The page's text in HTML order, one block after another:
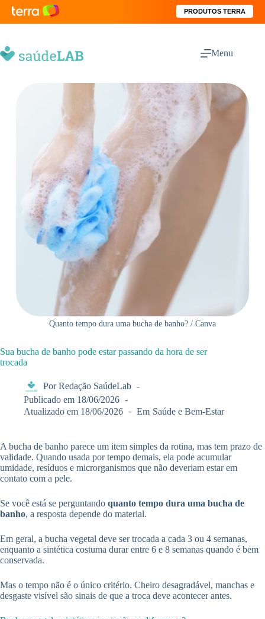
PRODUTOS TERRA
Menu
Quanto tempo dura uma bucha de banho? / Canva
Sua bucha de banho pode estar passando da hora de ser
trocada
Por Redação SaúdeLab
Publicado em 18/06/2026
Atualizado em 18/06/2026 Em Saúde e Bem-Estar
A bucha de banho parece um item simples da rotina, mas tem prazo de
validade. Quando usada por tempo demais, ela pode acumular
umidade, resíduos e microrganismos que não deveriam estar em
contato com a pele.
Se você está se perguntando quanto tempo dura uma bucha de
banho, a resposta depende do material.
Em geral, a bucha vegetal deve ser trocada a cada 3 ou 4 semanas,
enquanto a sintética costuma durar entre 6 e 8 semanas quando é bem
conservada.
Mas o tempo não é o único critério. Cheiro desagradável, manchas e
desgaste visível são sinais de que a troca deve acontecer antes.